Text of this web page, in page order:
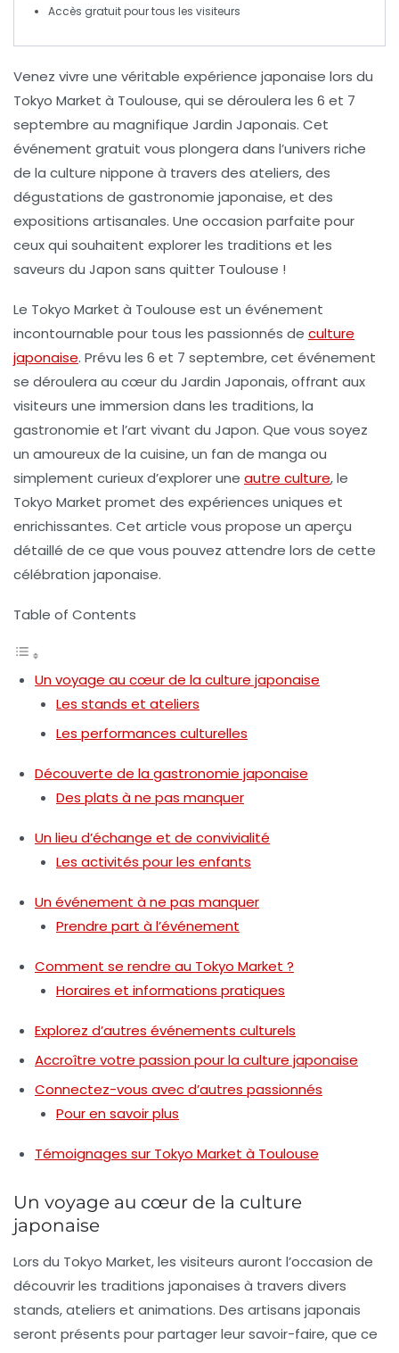
Accès gratuit pour tous les visiteurs
Venez vivre une véritable expérience japonaise lors du
Tokyo Market à Toulouse, qui se déroulera les 6 et 7
septembre au magnifique Jardin Japonais. Cet
événement gratuit vous plongera dans l’univers riche
de la culture nippone à travers des ateliers, des
dégustations de gastronomie japonaise, et des
expositions artisanales. Une occasion parfaite pour
ceux qui souhaitent explorer les traditions et les
saveurs du Japon sans quitter Toulouse !
Le Tokyo Market à Toulouse est un événement
incontournable pour tous les passionnés de culture
japonaise. Prévu les 6 et 7 septembre, cet événement
se déroulera au cœur du Jardin Japonais, offrant aux
visiteurs une immersion dans les traditions, la
gastronomie et l’art vivant du Japon. Que vous soyez
un amoureux de la cuisine, un fan de manga ou
simplement curieux d’explorer une autre culture, le
Tokyo Market promet des expériences uniques et
enrichissantes. Cet article vous propose un aperçu
détaillé de ce que vous pouvez attendre lors de cette
célébration japonaise.
Table of Contents
Un voyage au cœur de la culture japonaise
Les stands et ateliers
Les performances culturelles
Découverte de la gastronomie japonaise
Des plats à ne pas manquer
Un lieu d’échange et de convivialité
Les activités pour les enfants
Un événement à ne pas manquer
Prendre part à l’événement
Comment se rendre au Tokyo Market ?
Horaires et informations pratiques
Explorez d’autres événements culturels
Accroître votre passion pour la culture japonaise
Connectez-vous avec d’autres passionnés
Pour en savoir plus
Témoignages sur Tokyo Market à Toulouse
Un voyage au cœur de la culture
japonaise
Lors du Tokyo Market, les visiteurs auront l’occasion de
découvrir les traditions japonaises à travers divers
stands, ateliers et animations. Des artisans japonais
seront présents pour partager leur savoir-faire, que ce